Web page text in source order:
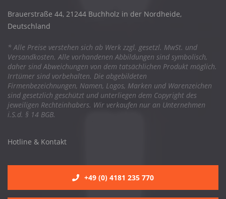
Brauerstraße 44, 21244 Buchholz in der Nordheide,
Deutschland
* Alle Preise verstehen sich ab Werk zzgl. gesetzl. MwSt. und
Versandkosten. Alle vorhandenen Abbildungen sind symbolisch,
daher sind Abweichungen von dem tatsächlichen Produkt möglich.
Irrtümer sind vorbehalten. Die abgebildeten
Firmenbezeichnungen, Namen, Logos, Marken und Warenzeichen
sind gesetzlich geschützt und unterliegen dem Copyright des
jeweiligen Rechteinhabers. Wir verkaufen nur an Unternehmen
i.S.d. § 14 BGB.
Hotline & Kontakt
+49 (0) 4181 235 770